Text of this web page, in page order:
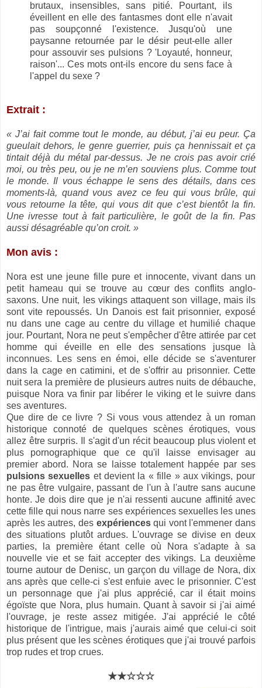
brutaux, insensibles, sans pitié. Pourtant, ils
éveillent en elle des fantasmes dont elle n'avait
pas soupçonné l'existence. Jusqu'où une
paysanne retournée par le désir peut-elle aller
pour assouvir ses pulsions ? 'Loyauté, honneur,
raison'... Ces mots ont-ils encore du sens face à
l'appel du sexe ?
Extrait :
« J’ai fait comme tout le monde, au début, j’ai eu peur. Ça
gueulait dehors, le genre guerrier, puis ça hennissait et ça
tintait déjà du métal par-dessus. Je ne crois pas avoir crié
moi, ou très peu, ou je ne m’en souviens plus. Comme tout
le monde. Il vous échappe le sens des détails, dans ces
moments-là, quand vous avez ce feu qui vous brûle, qui
vous retourne la tête, qui vous dit que c’est bientôt la fin.
Une ivresse tout à fait particulière, le goût de la fin. Pas
aussi désagréable qu’on croit. »
Mon avis :
Nora est une jeune fille pure et innocente, vivant dans un
petit hameau qui se trouve au cœur des conflits anglo-
saxons. Une nuit, les vikings attaquent son village, mais ils
sont vite repoussés. Un Danois est fait prisonnier, exposé
nu dans une cage au centre du village et humilié chaque
jour. Pourtant, Nora ne peut s'empêcher d'être attirée par cet
homme qui éveille en elle des sensations jusque là
inconnues. Les sens en émoi, elle décide se s'aventurer
dans la cage en catimini, et de s'offrir au prisonnier. Cette
nuit sera la première de plusieurs autres nuits de débauche,
puisque Nora va finir par libérer le viking et le suivre dans
ses aventures.
Que dire de ce livre ? Si vous vous attendez à un roman
historique connoté de quelques scènes érotiques, vous
allez être surpris. Il s'agit d'un récit beaucoup plus violent et
plus pornographique que ce qu'il laisse envisager au
premier abord. Nora se laisse totalement happée par ses
pulsions sexuelles et devient la « fille » aux vikings, pour
ne pas être vulgaire, passant de l'un à l'autre sans aucune
honte. Je dois dire que je n'ai ressenti aucune affinité avec
cette fille qui nous narre ses expériences sexuelles les unes
après les autres, des expériencesqui vont l'emmener dans
des situations plutôt ardues. L'ouvrage se divise en deux
parties, la première étant celle où Nora s'adapte à sa
nouvelle vie et se fait accepter des vikings. La deuxième
tourne autour de Denisc, un garçon du village de Nora, dix
ans après que celle-ci s'est enfuie avec le prisonnier. C'est
un personnage que j'ai plus apprécié, car il était moins
égoïste que Nora, plus humain. Quant à savoir si j'ai aimé
l'ouvrage, je reste assez mitigée. J'ai apprécié le côté
historique de l'intrigue, mais j'aurais aimé que celui-ci soit
plus présent que les scènes érotiques que j'ai trouvé parfois
trop rudes et trop crues.
★★☆☆☆